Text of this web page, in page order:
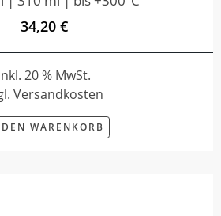
34,20 €
20 % MwSt.
Versandkosten
WARENKORB